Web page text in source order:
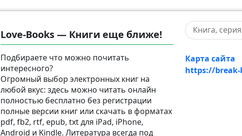
Love-Books — Книги еще ближе!
Подбираете что можно почитать
интересного?
Огромный выбор электронных книг на
любой вкус: здесь можно читать онлайн
полностью бесплатно без регистрации
полные версии книг или скачать в форматах
pdf, fb2, rtf, epub, txt для iPad, iPhone,
Android и Kindle. Литература всегда под
Карта сайта
https://break-